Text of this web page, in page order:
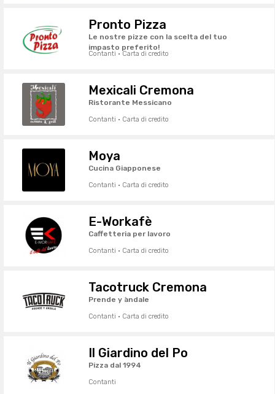
Pronto Pizza
Le nostre pizze con la scelta del tuo
impasto preferito!
Contanti · Carta di credito
Mexicali Cremona
Ristorante Messicano
Contanti · Carta di credito
Moya
Cucina Giapponese
Contanti · Carta di credito
E-Workafè
Caffetteria per lavoro
Contanti · Carta di credito
Tacotruck Cremona
Prende y àndale
Contanti · Carta di credito
Il Giardino del Po
Pizza dal 1994
Contanti